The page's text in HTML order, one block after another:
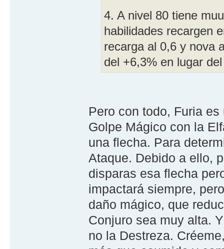
4. A nivel 80 tiene
habilidades recargen
recarga al 0,6 y nova
del +6,3% en lugar
Pero con todo, Furia
Golpe Mágico con la
una flecha. Para
Ataque. Debido a ello,
disparas esa flecha
impactará siempre,
daño mágico, que
Conjuro sea muy alta.
no la Destreza.